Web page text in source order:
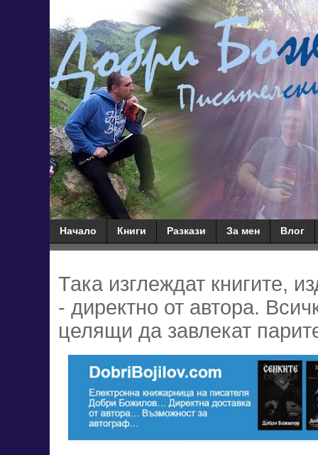
Начало Книги Разкази За мен Влог
Така изглеждат книгите,
- директно от автора.
целящи да завлекат